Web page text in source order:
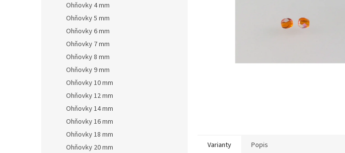
Ohňovky 4 mm
Ohňovky 5 mm
Ohňovky 6 mm
Ohňovky 7 mm
Ohňovky 8 mm
Ohňovky 9 mm
Ohňovky 10 mm
Ohňovky 12 mm
Ohňovky 14 mm
Ohňovky 16 mm
Ohňovky 18 mm
Ohňovky 20 mm
Varianty Popis